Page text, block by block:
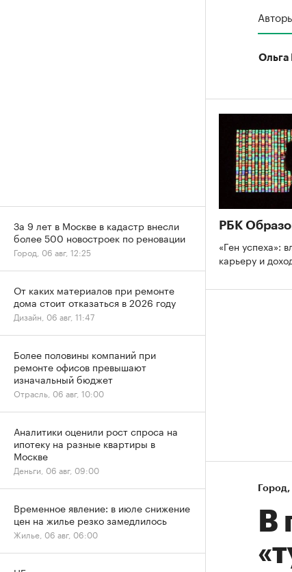
Ольга
РБК
«Ген успеха»:
карьеру и
Город⁠,
В
За 9 лет в Москве в кадастр внесли
более 500 новостроек по реновации
Город, 06 авг, 12:25
От каких материалов при ремонте
дома стоит отказаться в 2026 году
Дизайн, 06 авг, 11:47
Более половины компаний при
ремонте офисов превышают
изначальный бюджет
Отрасль, 06 авг, 10:00
Аналитики оценили рост спроса на
ипотеку на разные квартиры в
Москве
Деньги, 06 авг, 09:00
Временное явление: в июле снижение
цен на жилье резко замедлилось
Жилье, 06 авг, 06:00